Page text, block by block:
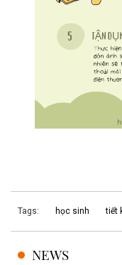
Tags: học sinh tiết
NEWS